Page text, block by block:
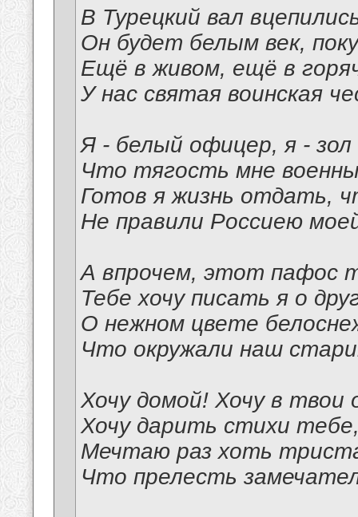
В Турецкий вал
Он будет белым век,
Ещё в живом, ещё в
У нас святая воинская
Я - белый офицер, я - зол
Что тягость мне
Готов я жизнь отдать,
Не правили Россиею
А впрочем, этот пафос
Тебе хочу писать я о
О нежном цвете
Что окружали наш
Хочу домой! Хочу в твои
Хочу дарить стихи
Мечтаю раз хоть
Что прелесть